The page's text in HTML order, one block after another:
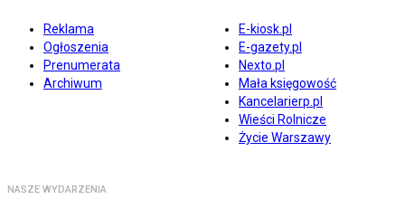
Reklama
Ogłoszenia
Prenumerata
Archiwum
E-kiosk.pl
E-gazety.pl
Nexto.pl
Mała księgowość
Kancelarierp.pl
Wieści Rolnicze
Życie Warszawy
NASZE WYDARZENIA